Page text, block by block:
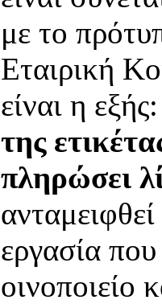
με το
Εταιρική
είναι η
της
πληρώσει
εργασία
οινοποιείο